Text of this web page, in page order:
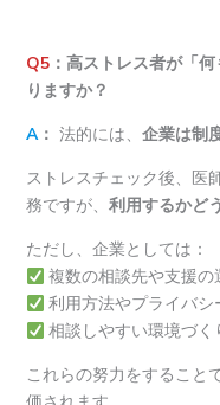
Q5：高ストレス者が「
りますか？
A： 法的には、 企業は制
ストレスチェック後、医
務ですが、 利用するかど
ただし、企業としては：
複数の相談先や支援の
利用方法やプライバ
相談しやすい環境づく
これらの努力をすることで